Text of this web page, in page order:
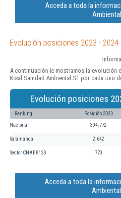
Acceda a toda la
Evolución posiciones 2023 - 2024
A continuación le mostramos la evolución
Kisal Sanidad Ambiental Sl. por cada uno
Evolución posiciones
Ranking Posición 2023
Nacional 394.772
Salamanca 2.642
Sector CNAE 8123 770
Acceda a toda la